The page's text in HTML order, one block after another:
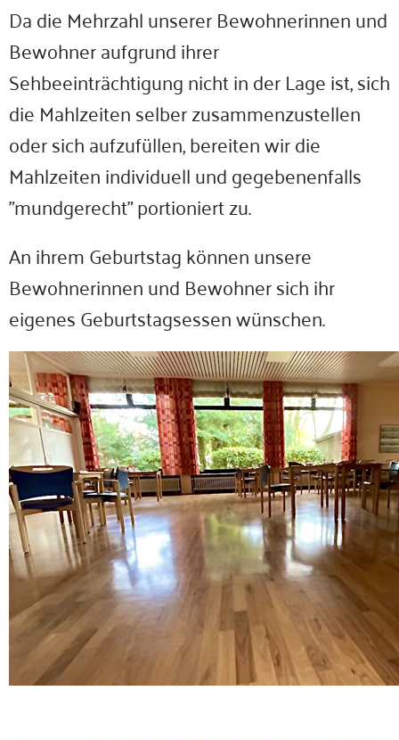
Da die Mehrzahl unserer Bewohnerinnen und
Bewohner aufgrund ihrer
Sehbeeinträchtigung nicht in der Lage ist, sich
die Mahlzeiten selber zusammenzustellen
oder sich aufzufüllen, bereiten wir die
Mahlzeiten individuell und gegebenenfalls
"mundgerecht" portioniert zu.
An ihrem Geburtstag können unsere
Bewohnerinnen und Bewohner sich ihr
eigenes Geburtstagsessen wünschen.